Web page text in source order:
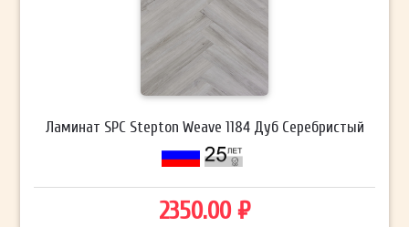
Ламинат SPC Stepton Weave 1184 Дуб Серебристый
2350.00 ₽